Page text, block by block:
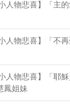
人物悲喜】「主
人物悲喜】「不
人物悲喜】「耶穌
鳳姐妹